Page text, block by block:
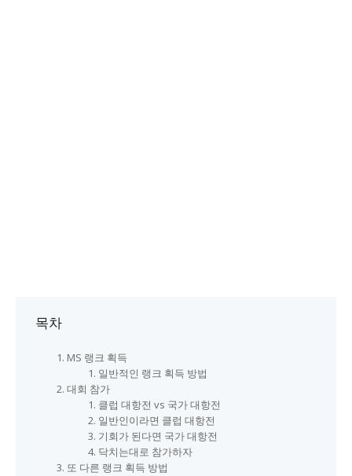
목차
MS 랭크 획득
일반적인 랭크 획득 방법
대회 참가
클럽 대항전 vs 국가 대항전
일반인이라면 클럽 대항전
기회가 된다면 국가 대항전
닥치는대로 참가하자
또 다른 랭크 획득 방법